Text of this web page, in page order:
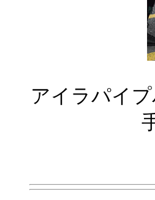
アイラパイ